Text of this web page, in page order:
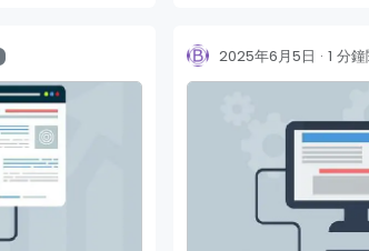
2025年6月5日 1 分